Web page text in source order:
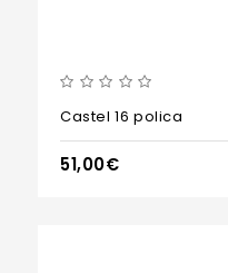
Castel 16 polica
51,00€